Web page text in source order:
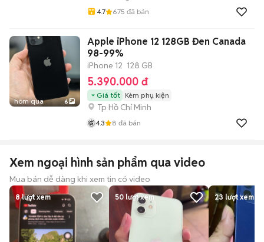
4.7 675 đã bán
hôm qua 6
Apple iPhone 12 128GB Đen Canada
98-99%
iPhone 12 128 GB
5.390.000 đ
Giá tốt Kèm phụ kiện
Tp Hồ Chí Minh
4.3 8 đã bán
Xem ngoại hình sản phẩm qua video
Mua bán dễ dàng khi xem tin có video
8lượt xem 50 lượt xem 23 lượt xem